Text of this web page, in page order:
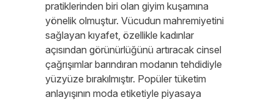
pratiklerinden biri olan giyim kuşamına
yönelik olmuştur. Vücudun mahremiyetini
sağlayan kıyafet, özellikle kadınlar
açısından görünürlüğünü artıracak cinsel
çağrışımlar barındıran modanın tehdidiyle
yüzyüze bırakılmıştır. Popüler tüketim
anlayışının moda etiketiyle piyasaya